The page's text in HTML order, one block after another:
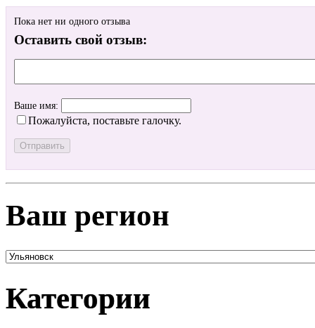
Пока нет ни одного отзыва
Оставить свой отзыв:
Ваше имя:
Пожалуйста, поставьте галочку.
Ваш регион
Категории